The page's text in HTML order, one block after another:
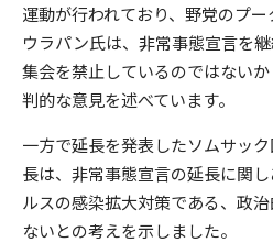
運動が行われており、野党のプ
ウラパン氏は、非常事態宣言を
集会を禁止しているのではない
判的な意見を述べています。
一方で延長を発表したソムサッ
長は、非常事態宣言の延長に関
ルスの感染拡大対策である、政
ないとの考えを示しました。